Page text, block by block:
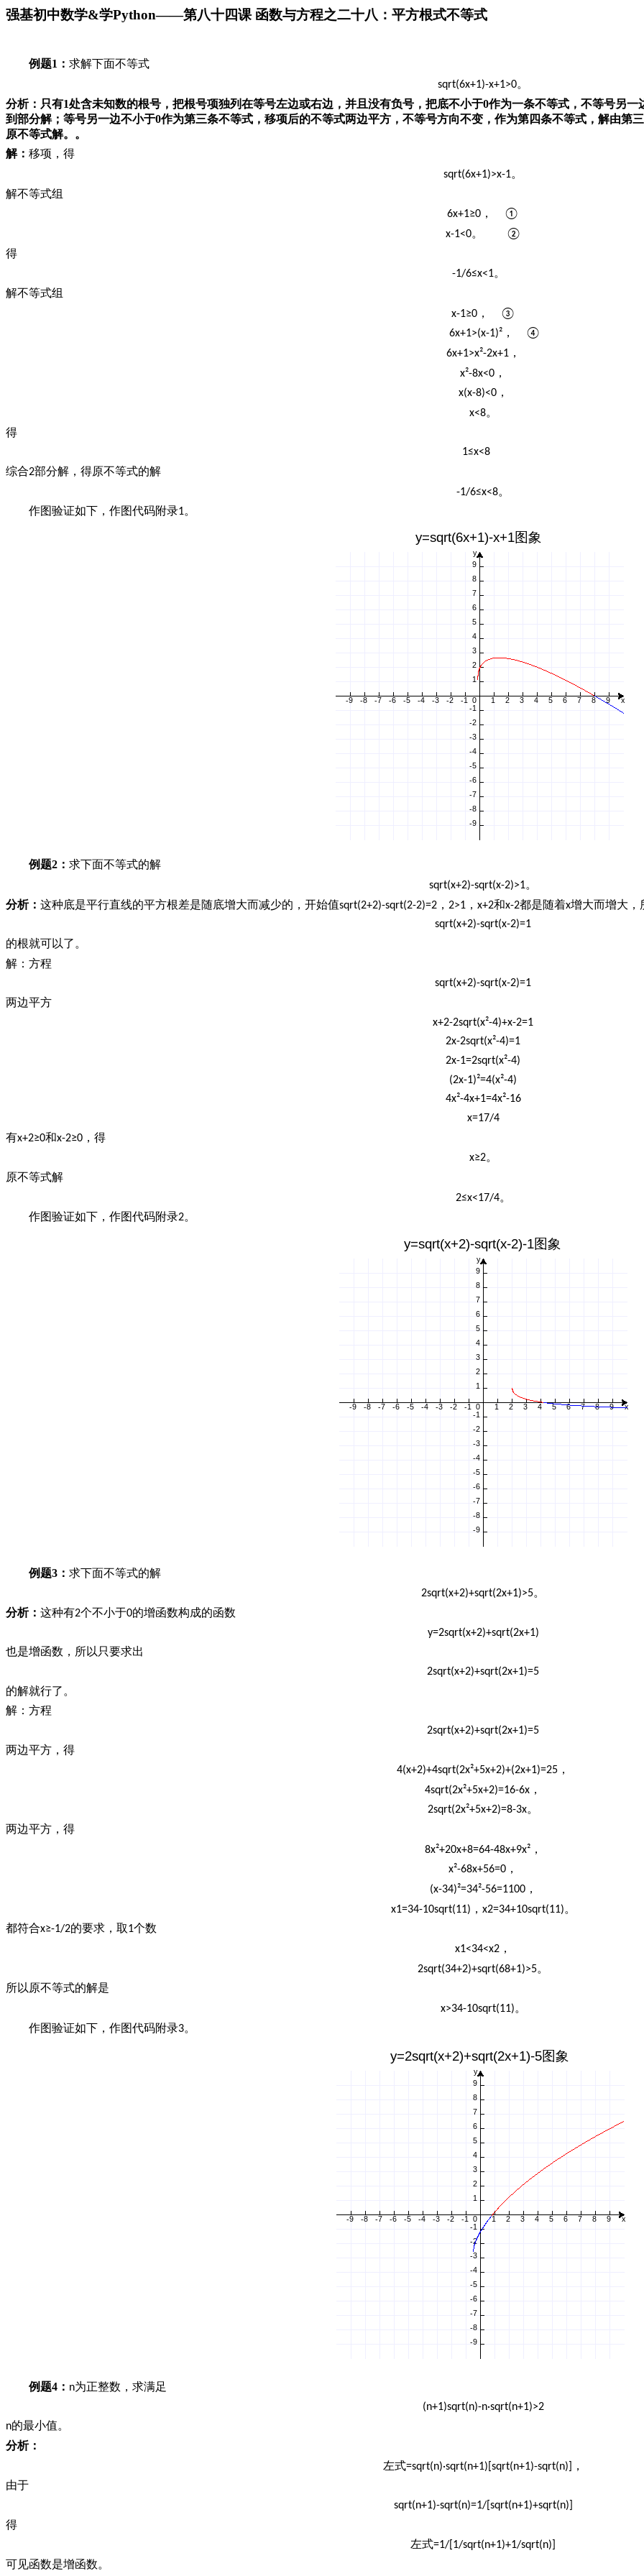
强基初中数学&学Python——第八十四课 函数与方程之二十八：平方根式不等式
例题1 ： 求解下面不等式
sqrt(6x+1)-x+1>0。
分析：只有1处含未知数的根号，把根号项独列在等号左边或右边，并且没有负号，把底不小于0作为一条不等式，不等号另一
到部分解；等号另一边不小于0作为第三条不等式，移项后的不等式两边平方，不等号方向不变，作为第四条不等式，解由第
原不等式解。。
解： 移项，得
sqrt(6x+1)>x-1。
解不等式组
6x+1≥0 ，
①
x-1<0。 ②
得
-1/6≤x<1。
解不等式组
x-1≥0，
③
6x+1>(x-1)²，
④
6x+1>x²-2x+1 ，
x²-8x<0 ，
x(x-8)<0，
x<8。
得
1≤x<8
综合2部分解，得原不等式的解
-1/6≤x<8。
作图验证如下，作图代码附录1。
例题2 ： 求下面不等式的解
sqrt(x+2)-sqrt(x-2)>1。
分析： 这种底是平行直线的平方根差是随底增大而减少的，开始值sqrt(2+2)-sqrt(2-2)=2 ， 2>1 ， x+2和x-2都是随着x增大而增大，
sqrt(x+2)-sqrt(x-2)=1
的根就可以了。
解：方程
sqrt(x+2)-sqrt(x-2)=1
两边平方
x+2-2sqrt(x²-4)+x-2=1
2x-2sqrt(x²-4)=1
2x-1=2sqrt(x²-4)
(2x-1)²=4(x²-4)
4x²-4x+1=4x²-16
x=17/4
有x+2≥0和x-2≥0 ，得
x≥2。
原不等式解
2≤x<17/4。
作图验证如下，作图代码附录2。
例题3 ： 求下面不等式的解
2sqrt(x+2)+sqrt(2x+1)>5。
分析： 这种有2个不小于0的增函数构成的函数
y=2sqrt(x+2)+sqrt(2x+1)
也是增函数，所以只要求出
2sqrt(x+2)+sqrt(2x+1)=5
的解就行了。
解：方程
2sqrt(x+2)+sqrt(2x+1)=5
两边平方，得
4(x+2)+4sqrt(2x²+5x+2)+(2x+1)=25 ，
4sqrt(2x²+5x+2)=16-6x ，
2sqrt(2x²+5x+2)=8-3x。
两边平方，得
8x²+20x+8=64-48x+9x²，
x²-68x+56=0 ，
(x-34)²=34²-56=1100，
x1=34-10sqrt(11) ， x2=34+10sqrt(11)。
都符合x≥-1/2的要求，取1个数
x1<34<x2 ，
2sqrt(34+2)+sqrt(68+1)>5。
所以原不等式的解是
x>34-10sqrt(11)。
作图验证如下，作图代码附录3。
例题4 ： n为正整数，求满足
(n+1)sqrt(n)-n·sqrt(n+1)>2
n的最小值。
分析：
左式=sqrt(n)·sqrt(n+1)[sqrt(n+1)-sqrt(n)]
，
由于
sqrt(n+1)-sqrt(n)=1/[sqrt(n+1)+sqrt(n)]
得
左式=1/[1/sqrt(n+1)+1/sqrt(n)]
可见函数是增函数。